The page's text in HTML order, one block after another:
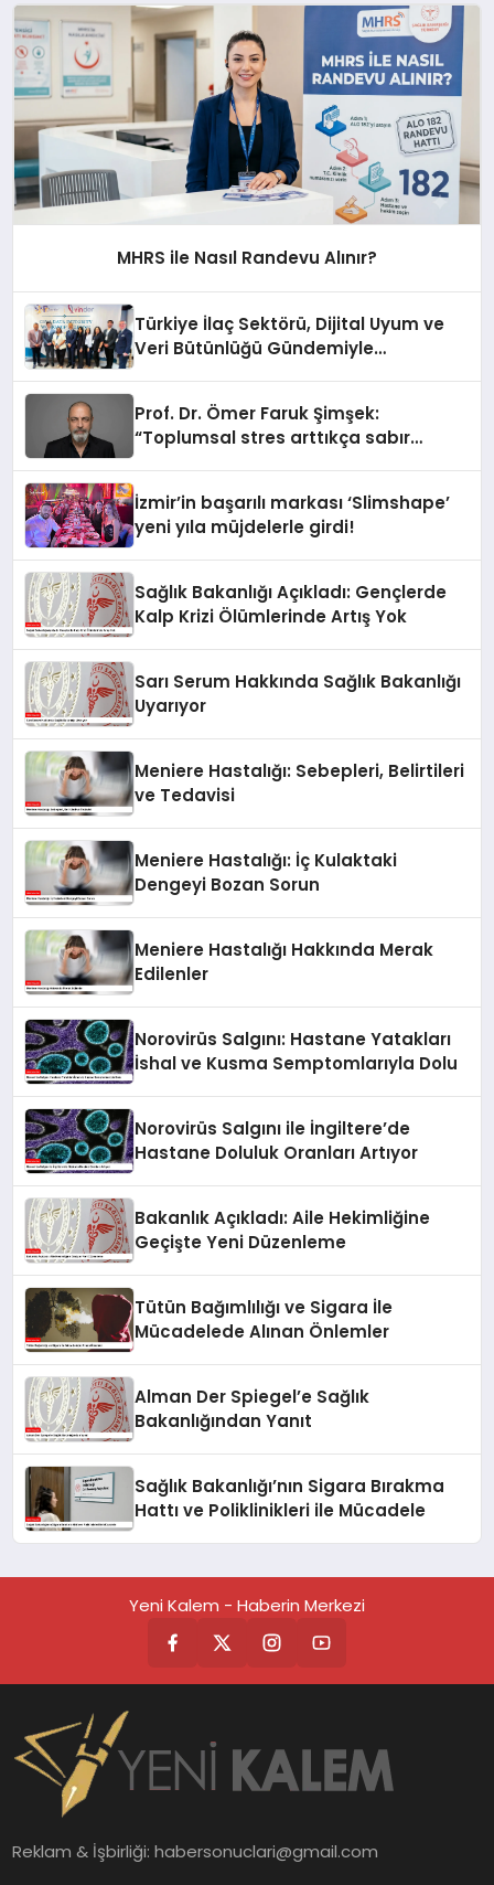
MHRS ile Nasıl Randevu Alınır?
Türkiye İlaç Sektörü, Dijital Uyum ve
Veri Bütünlüğü Gündemiyle
Prof. Dr. Ömer Faruk Şimşek:
“Toplumsal stres arttıkça sabır
İzmir’in başarılı markası ‘Slimshape’
yeni yıla müjdelerle girdi!
Sağlık Bakanlığı Açıkladı: Gençlerde
Kalp Krizi Ölümlerinde Artış Yok
Sarı Serum Hakkında Sağlık Bakanlığı
Uyarıyor
Meniere Hastalığı: Sebepleri, Belirtileri
ve Tedavisi
Meniere Hastalığı: İç Kulaktaki
Dengeyi Bozan Sorun
Meniere Hastalığı Hakkında Merak
Edilenler
Norovirüs Salgını: Hastane Yatakları
İshal ve Kusma Semptomlarıyla Dolu
Norovirüs Salgını ile İngiltere’de
Hastane Doluluk Oranları Artıyor
Bakanlık Açıkladı: Aile Hekimliğine
Geçişte Yeni Düzenleme
Tütün Bağımlılığı ve Sigara İle
Mücadelede Alınan Önlemler
Alman Der Spiegel’e Sağlık
Bakanlığından Yanıt
Sağlık Bakanlığı’nın Sigara Bırakma
Hattı ve Poliklinikleri ile Mücadele
Yeni Kalem - Haberin Merkezi
Reklam & İşbirliği:habersonuclari@gmail.com